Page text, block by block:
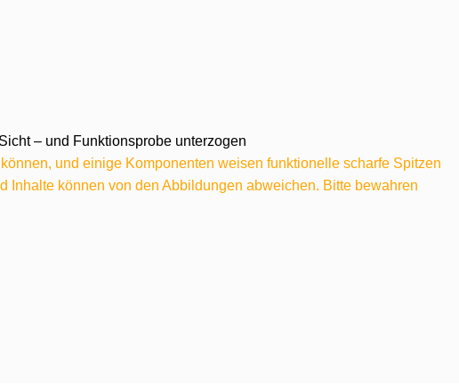
– und Funktionsprobe unterzogen
und einige Komponenten weisen funktionelle scharfe Spitzen
Inhalte können von den Abbildungen abweichen. Bitte bewahren